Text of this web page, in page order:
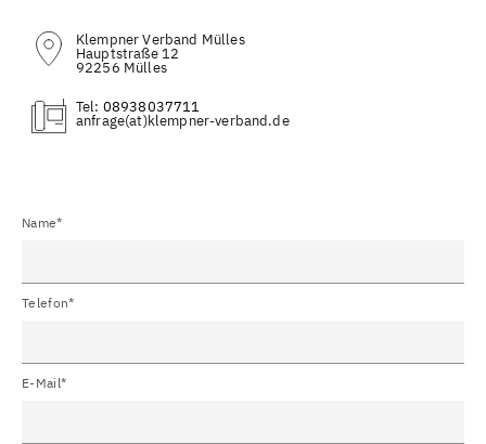
Klempner Verband Mülles
Hauptstraße 12
92256 Mülles
Tel: 08938037711
(at)
Name*
Telefon*
E-Mail*